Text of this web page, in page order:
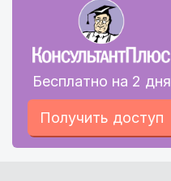
Бесплатно на 2 дня
Получить доступ